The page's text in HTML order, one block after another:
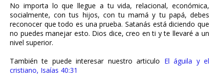
No importa lo que llegue a tu vida, relacional, económica,
socialmente, con tus hijos, con tu mamá y tu papá, debes
reconocer que todo es una prueba. Satanás está diciendo que
no puedes manejar esto. Dios dice, creo en ti y te llevaré a un
nivel superior.
También te puede interesar nuestro articulo El águila y el
cristiano, Isaías 40:31